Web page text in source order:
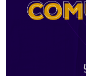
Biblioteca